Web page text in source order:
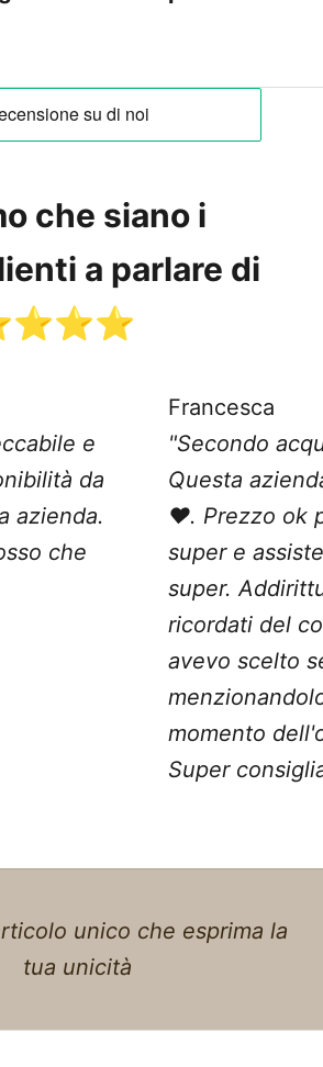
che siano i
a parlare di
e
da
azienda.
che
Francesca
"Secondo
Questa
❤️. Prezzo ok
super e
super.
ricordati del
avevo scelto
momento
Super
unico che esprima la
tua unicità